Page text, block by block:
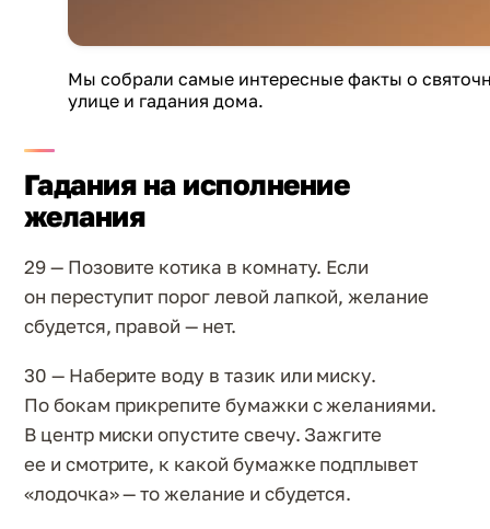
Мы собрали самые интересные факты о
улице и гадания дома.
Гадания на исполнение
желания
29 — Позовите котика в комнату. Если
он переступит порог левой лапкой, желание
сбудется, правой — нет.
30 — Наберите воду в тазик или миску.
По бокам прикрепите бумажки с желаниями.
В центр миски опустите свечу. Зажгите
ее и смотрите, к какой бумажке подплывет
«лодочка» — то желание и сбудется.